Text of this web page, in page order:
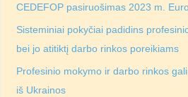
CEDEFOP pasiruošimas 2023 m.
Sisteminiai pokyčiai padidins
bei jo atitiktį darbo rinkos poreikiams
Profesinio mokymo ir darbo rinkos
iš Ukrainos